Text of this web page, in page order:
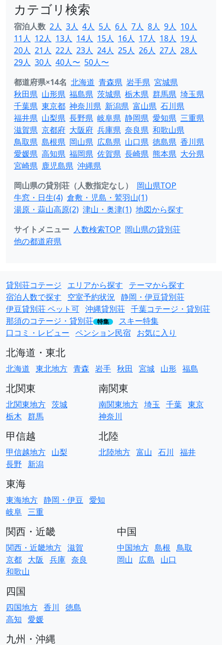
カテゴリ検索
宿泊人数 2人 3人 4人 5人 6人 7人 8人 9人 10人
11人 12人 13人 14人 15人 16人 17人 18人 19人
20人 21人 22人 23人 24人 25人 26人 27人 28人
29人 30人 40人〜 50人〜
都道府県×14名 北海道 青森県 岩手県 宮城県
秋田県 山形県 福島県 茨城県 栃木県 群馬県 埼玉県
千葉県 東京都 神奈川県 新潟県 富山県 石川県
福井県 山梨県 長野県 岐阜県 静岡県 愛知県 三重県
滋賀県 京都府 大阪府 兵庫県 奈良県 和歌山県
鳥取県 島根県 岡山県 広島県 山口県 徳島県 香川県
愛媛県 高知県 福岡県 佐賀県 長崎県 熊本県 大分県
宮崎県 鹿児島県 沖縄県
岡山県の貸別荘（人数指定なし）
岡山県TOP
牛窓・日生(4) 倉敷・児島・鷲羽山(1)
湯原・蒜山高原(2) 津山・奥津(1) 地図から探す
サイトメニュー 人数検索TOP 岡山県の貸別荘
他の都道府県
貸別荘コテージ エリアから探す
テーマから探す
宿泊人数で探す
空室予約状況 静岡・伊豆貸別荘
伊豆貸別荘 ペット可 沖縄貸別荘 千葉コテージ・貸別荘
那須のコテージ・貸別荘 特集
スキー特集
口コミ・レビュー ペンション民宿 お気に入り
北海道・東北
北海道 東北地方 青森 岩手 秋田 宮城 山形 福島
北関東
北関東地方 茨城
栃木 群馬
南関東
南関東地方 埼玉 千葉 東京
神奈川
甲信越
甲信越地方 山梨
長野
新潟
北陸
北陸地方 富山 石川 福井
東海
東海地方 静岡・伊豆 愛知
岐阜 三重
関西・近畿
関西・近畿地方 滋賀
京都 大阪 兵庫 奈良
和歌山
中国
中国地方 島根 鳥取
岡山
広島 山口
四国
四国地方 香川
徳島
高知 愛媛
九州・沖縄